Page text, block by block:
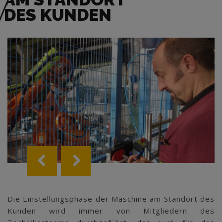
DES KUNDEN
Die Einstellungsphase der Maschine am Standort des
Kunden wird immer von Mitgliedern des